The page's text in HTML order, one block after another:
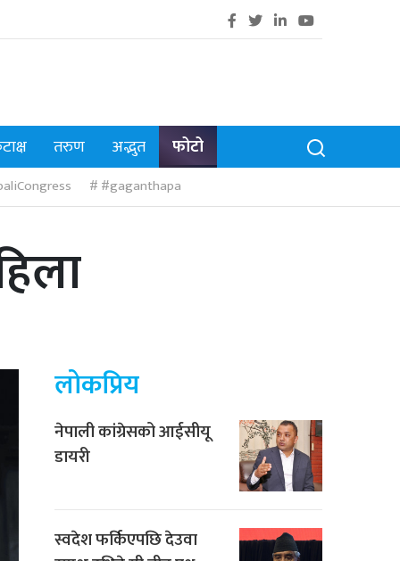
तरुण अद्भुत फोटो
#gaganthapa
लोकप्रिय
नेपाली कांग्रेसको आईसीयू
डायरी
स्वदेश फर्किएपछि देउवा